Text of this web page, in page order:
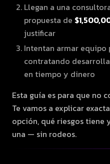
Llegan a una
propuesta de
justificar
Intentan armar
contratando
en tiempo y dinero
Esta guía es para que no
Te vamos a explicar
opción, qué riesgos tiene
una — sin rodeos.